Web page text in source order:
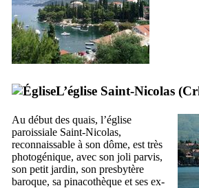
L’église Saint-Nicolas (
Au début des quais, l’église
paroissiale Saint-Nicolas,
reconnaissable à son dôme, est très
photogénique, avec son joli parvis,
son petit jardin, son presbytère
baroque, sa pinacothèque et ses ex-